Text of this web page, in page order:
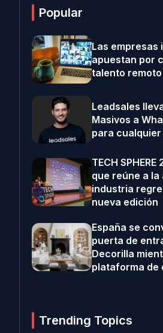
Popular
Las empresas
apuestan por
talento remoto
Leadsales
Masivos a
para cualquier
TECH
que reúne a la
industria
nueva edición
España se
puerta de
Decorilla
plataforma de
Trending Topics